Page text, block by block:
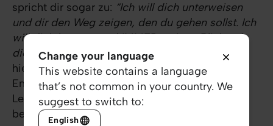
spricht dir sogar zu: “Ich will dich unterweisen
und dir den Weg zeigen, den du gehen sollst. Ich
will dich beraten und IMMER meinen Blick auf
dich richten.” (Psalm 32:8NGÜ)Geh heute den
hierfür notwendigen Schritt. Triff eine
Entscheidung, die womöglich deinkomplettes
Leben - zum Besseren - verändern wird! Und
besiegle sie durch ein Gebet.
Change your language
This website contains a language
that’s not common in your country. We
suggest to switch to:
English